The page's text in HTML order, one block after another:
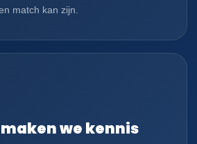
match kan zijn.
we kennis